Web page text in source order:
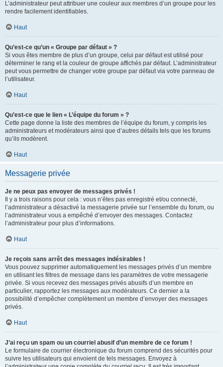
L’administrateur peut attribuer une couleur aux membres d’un groupe pour les
rendre facilement identifiables.
Haut
Qu’est-ce qu’un « Groupe par défaut » ?
Si vous êtes membre de plus d’un groupe, celui par défaut est utilisé pour
déterminer le rang et la couleur de groupe affichés par défaut. L’administrateur
peut vous permettre de changer votre groupe par défaut via votre panneau de
l’utilisateur.
Haut
Qu’est-ce que le lien « L’équipe du forum » ?
Cette page donne la liste des membres de l’équipe du forum, y compris les
administrateurs et modérateurs ainsi que d’autres détails tels que les forums
qu’ils modèrent.
Haut
Messagerie privée
Je ne peux pas envoyer de messages privés !
Il y a trois raisons pour cela : vous n’êtes pas enregistré et/ou connecté,
l’administrateur a désactivé la messagerie privée sur l’ensemble du forum, ou
l’administrateur vous a empêché d’envoyer des messages. Contactez
l’administrateur pour plus d’informations.
Haut
Je reçois sans arrêt des messages indésirables !
Vous pouvez supprimer automatiquement les messages privés d’un membre
en utilisant les filtres de message dans les paramètres de votre messagerie
privée. Si vous recevez des messages privés abusifs d’un membre en
particulier, rapportez les messages aux modérateurs. Ce dernier a la
possibilité d’empêcher complètement un membre d’envoyer des messages
privés.
Haut
J’ai reçu un spam ou un courriel abusif d’un membre de ce forum !
Le formulaire de courrier électronique du forum comprend des sécurités pour
suivre les utilisateurs qui envoient de tels messages. Envoyez à